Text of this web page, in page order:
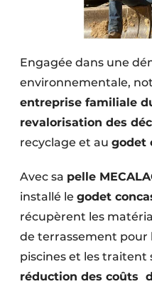
Engagée dans une
environnementale,
entreprise familiale
revalorisation des
recyclage et au godet
Avec sa pelle
installé le godet
récupèrent les
de terrassement pour
piscines et les traitent
réduction des coûts